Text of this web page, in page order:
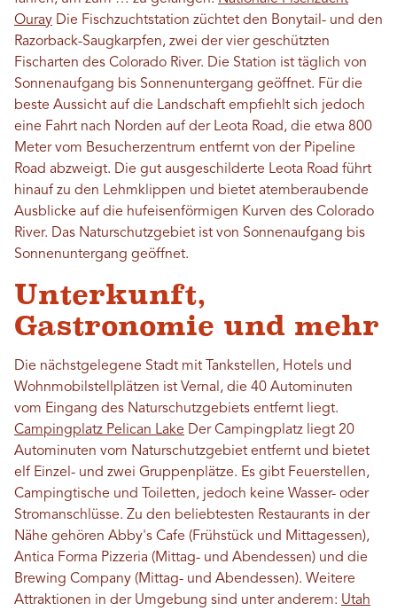
Ouray Die Fischzuchtstation züchtet den Bonytail- und den
Razorback-Saugkarpfen, zwei der vier geschützten
Fischarten des Colorado River. Die Station ist täglich von
Sonnenaufgang bis Sonnenuntergang geöffnet. Für die
beste Aussicht auf die Landschaft empfiehlt sich jedoch
eine Fahrt nach Norden auf der Leota Road, die etwa 800
Meter vom Besucherzentrum entfernt von der Pipeline
Road abzweigt. Die gut ausgeschilderte Leota Road führt
hinauf zu den Lehmklippen und bietet atemberaubende
Ausblicke auf die hufeisenförmigen Kurven des Colorado
River. Das Naturschutzgebiet ist von Sonnenaufgang bis
Sonnenuntergang geöffnet.
Unterkunft,
Gastronomie und mehr
Die nächstgelegene Stadt mit Tankstellen, Hotels und
Wohnmobilstellplätzen ist Vernal, die 40 Autominuten
vom Eingang des Naturschutzgebiets entfernt liegt.
Campingplatz Pelican Lake Der Campingplatz liegt 20
Autominuten vom Naturschutzgebiet entfernt und bietet
elf Einzel- und zwei Gruppenplätze. Es gibt Feuerstellen,
Campingtische und Toiletten, jedoch keine Wasser- oder
Stromanschlüsse. Zu den beliebtesten Restaurants in der
Nähe gehören Abby's Cafe (Frühstück und Mittagessen),
Antica Forma Pizzeria (Mittag- und Abendessen) und die
Brewing Company (Mittag- und Abendessen). Weitere
Attraktionen in der Umgebung sind unter anderem: Utah